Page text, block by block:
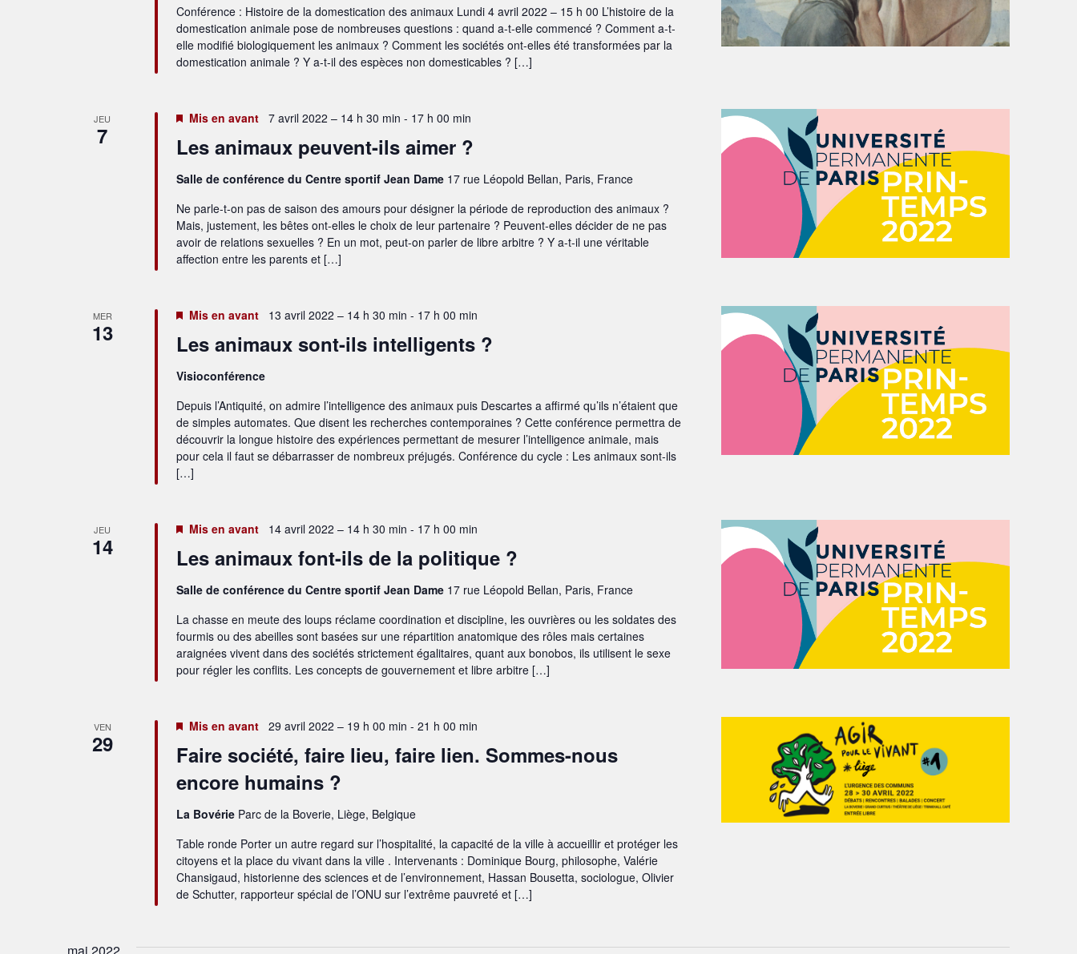
Conférence : Histoire de la domestication des animaux Lundi 4 avril 2022 – 15 h 00 L’histoire de la
domestication animale pose de nombreuses questions : quand a-t-elle commencé ? Comment a-t-
elle modifié biologiquement les animaux ? Comment les sociétés ont-elles été transformées par la
domestication animale ? Y a-t-il des espèces non domesticables ? […]
JEU
7 Les animaux peuvent-ils aimer ?
Mis en avant 7 avril 2022 – 14 h 30 min - 17 h 00 min
Salle de conférence du Centre sportif Jean Dame 17 rue Léopold Bellan, Paris, France
Ne parle-t-on pas de saison des amours pour désigner la période de reproduction des animaux ?
Mais, justement, les bêtes ont-elles le choix de leur partenaire ? Peuvent-elles décider de ne pas
avoir de relations sexuelles ? En un mot, peut-on parler de libre arbitre ? Y a-t-il une véritable
affection entre les parents et […]
MER
13 Les animaux sont-ils intelligents ?
Mis en avant 13 avril 2022 – 14 h 30 min - 17 h 00 min
Visioconférence
Depuis l’Antiquité, on admire l’intelligence des animaux puis Descartes a affirmé qu’ils n’étaient que
de simples automates. Que disent les recherches contemporaines ? Cette conférence permettra de
découvrir la longue histoire des expériences permettant de mesurer l’intelligence animale, mais
pour cela il faut se débarrasser de nombreux préjugés. Conférence du cycle : Les animaux sont-ils
[…]
JEU
14 Les animaux font-ils de la politique ?
Mis en avant 14 avril 2022 – 14 h 30 min - 17 h 00 min
Salle de conférence du Centre sportif Jean Dame 17 rue Léopold Bellan, Paris, France
La chasse en meute des loups réclame coordination et discipline, les ouvrières ou les soldates des
fourmis ou des abeilles sont basées sur une répartition anatomique des rôles mais certaines
araignées vivent dans des sociétés strictement égalitaires, quant aux bonobos, ils utilisent le sexe
pour régler les conflits. Les concepts de gouvernement et libre arbitre […]
VEN
29
Faire société, faire lieu, faire lien. Sommes-nous
encore humains ?
Mis en avant 29 avril 2022 – 19 h 00 min - 21 h 00 min
La Bovérie Parc de la Boverie, Liège, Belgique
Table ronde Porter un autre regard sur l’hospitalité, la capacité de la ville à accueillir et protéger les
citoyens et la place du vivant dans la ville . Intervenants : Dominique Bourg, philosophe, Valérie
Chansigaud, historienne des sciences et de l’environnement, Hassan Bousetta, sociologue, Olivier
de Schutter, rapporteur spécial de l’ONU sur l’extrême pauvreté et […]
mai 2022